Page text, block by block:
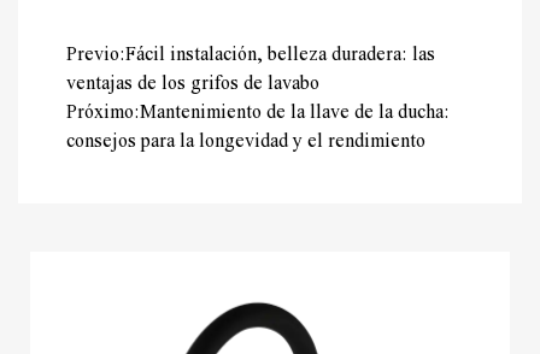
Previo:Fácil instalación, belleza duradera: las
ventajas de los grifos de lavabo
Próximo:Mantenimiento de la llave de la ducha:
consejos para la longevidad y el rendimiento